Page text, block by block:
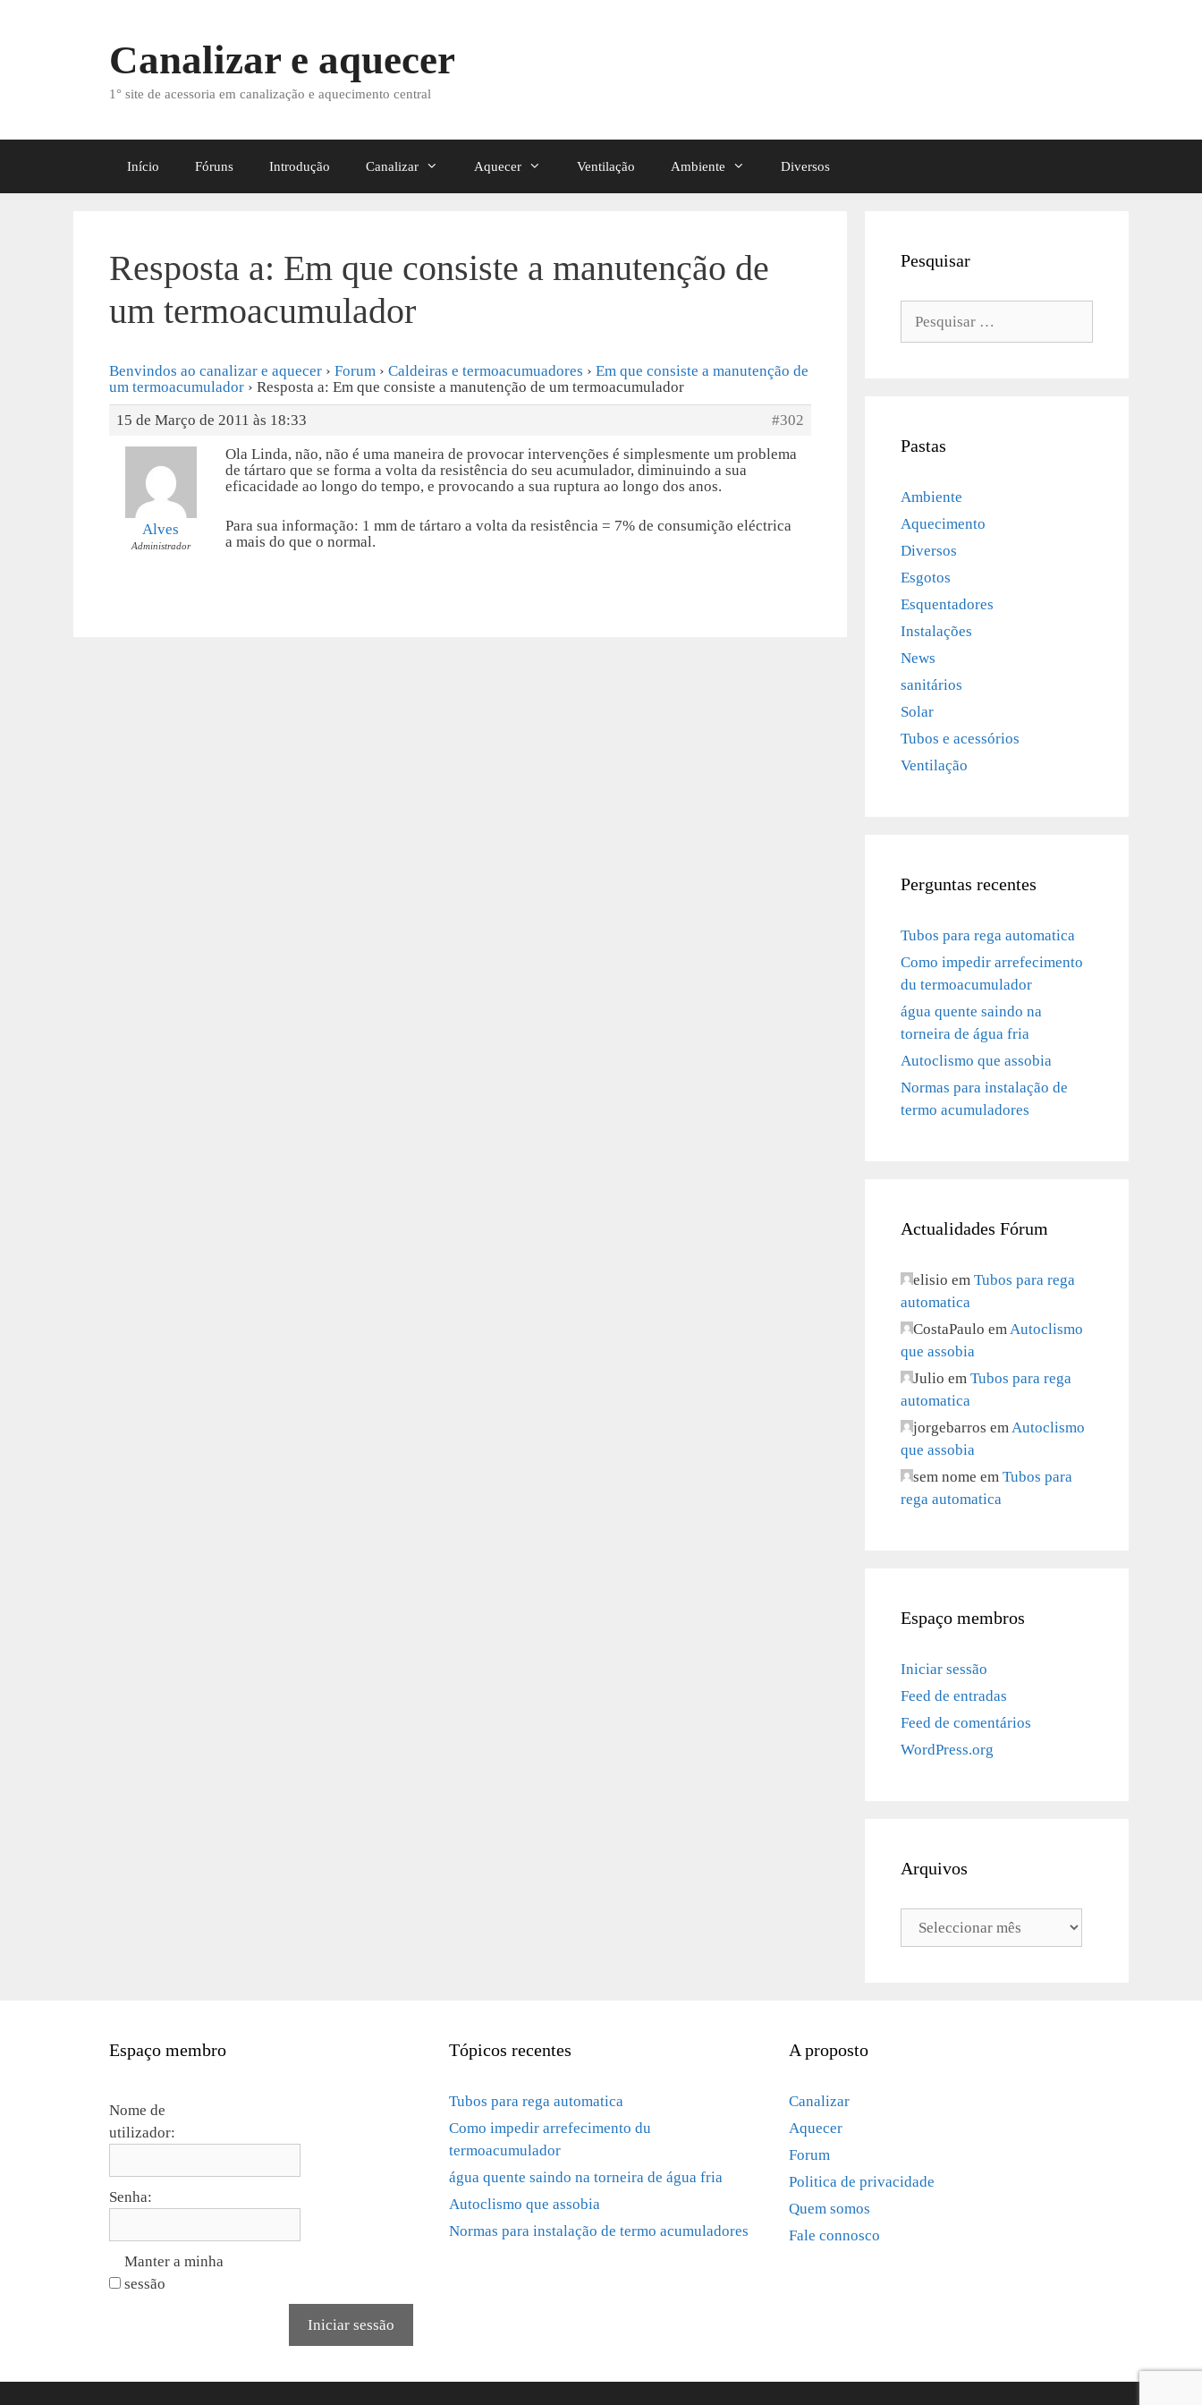
Canalizar e aquecer
1° site de acessoria em canalização e aquecimento central
Início Fóruns Introdução Canalizar Aquecer Ventilação Ambiente Diversos
Resposta a: Em que consiste a manutenção de
um termoacumulador
Benvindos ao canalizar e aquecer › Forum › Caldeiras e termoacumuadores › Em que consiste a manutenção de
um termoacumulador › Resposta a: Em que consiste a manutenção de um termoacumulador
15 de Março de 2011 às 18:33
#302
Alves
Administrador
Ola Linda, não, não é uma maneira de provocar intervenções é simplesmente um problema
de tártaro que se forma a volta da resistência do seu acumulador, diminuindo a sua
eficacidade ao longo do tempo, e provocando a sua ruptura ao longo dos anos.
Para sua informação: 1 mm de tártaro a volta da resistência = 7% de consumição eléctrica
a mais do que o normal.
Pesquisar
Pastas
Ambiente
Aquecimento
Diversos
Esgotos
Esquentadores
Instalações
News
sanitários
Solar
Tubos e acessórios
Ventilação
Perguntas recentes
Tubos para rega automatica
Como impedir arrefecimento
du termoacumulador
água quente saindo na
torneira de água fria
Autoclismo que assobia
Normas para instalação de
termo acumuladores
Actualidades Fórum
elisio em Tubos para rega
automatica
CostaPaulo emAutoclismo
que assobia
Julio em Tubos para rega
automatica
jorgebarros emAutoclismo
que assobia
sem nome em Tubos para
rega automatica
Espaço membros
Iniciar sessão
Feed de entradas
Feed de comentários
WordPress.org
Arquivos
Arquivos
Espaço membro
Nome de
utilizador:
Senha:
Manter a minha
sessão
Iniciar sessão
Tópicos recentes
Tubos para rega automatica
Como impedir arrefecimento du
termoacumulador
água quente saindo na torneira de água fria
Autoclismo que assobia
Normas para instalação de termo acumuladores
A proposto
Canalizar
Aquecer
Forum
Politica de privacidade
Quem somos
Fale connosco